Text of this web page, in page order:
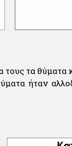
τους τα θύματα
ήταν